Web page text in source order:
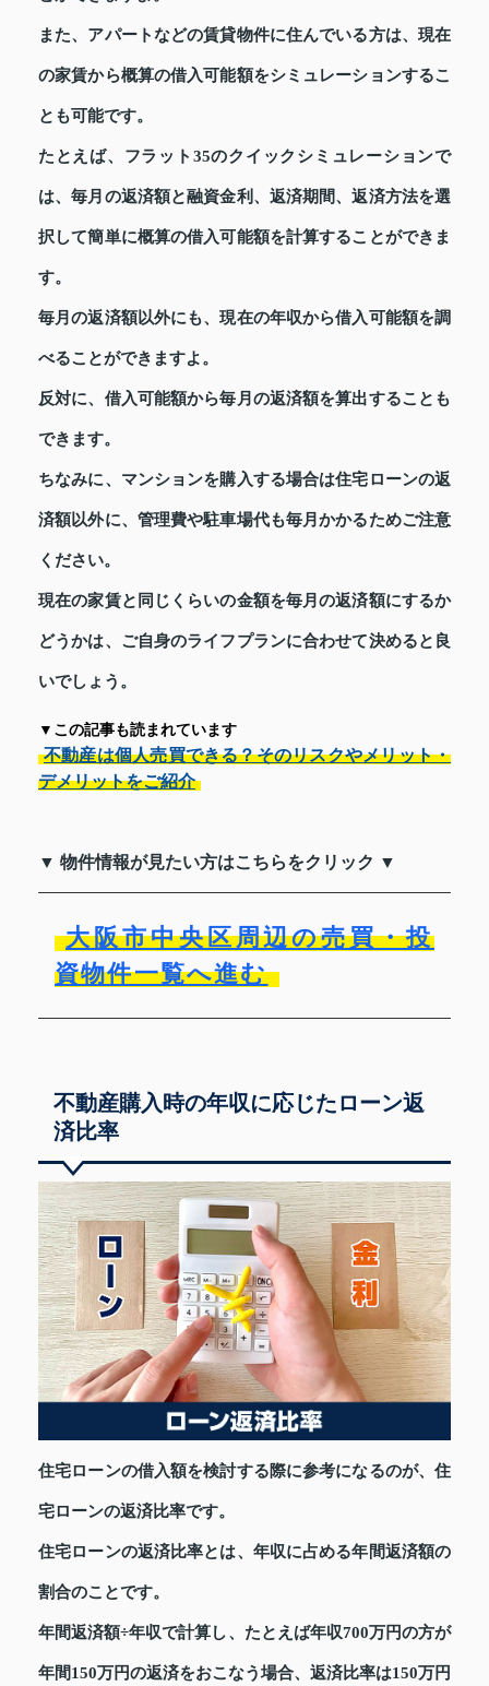
また、アパートなどの賃貸物件に住んでいる方は、現在
の家賃から概算の借入可能額をシミュレーションするこ
とも可能です。
たとえば、フラット35のクイックシミュレーションで
は、毎月の返済額と融資金利、返済期間、返済方法を選
択して簡単に概算の借入可能額を計算することができま
す。
毎月の返済額以外にも、現在の年収から借入可能額を調
べることができますよ。
反対に、借入可能額から毎月の返済額を算出することも
できます。
ちなみに、マンションを購入する場合は住宅ローンの返
済額以外に、管理費や駐車場代も毎月かかるためご注意
ください。
現在の家賃と同じくらいの金額を毎月の返済額にするか
どうかは、ご自身のライフプランに合わせて決めると良
いでしょう。
▼この記事も読まれています
不動産は個人売買できる？そのリスクやメリット・
デメリットをご紹介
▼ 物件情報が見たい方はこちらをクリック ▼
大阪市中央区周辺の売買・投
資物件一覧へ進む
不動産購入時の年収に応じたローン返
済比率
住宅ローンの借入額を検討する際に参考になるのが、住
宅ローンの返済比率です。
住宅ローンの返済比率とは、年収に占める年間返済額の
割合のことです。
年間返済額÷年収で計算し、たとえば年収700万円の方が
年間150万円の返済をおこなう場合、返済比率は150万円